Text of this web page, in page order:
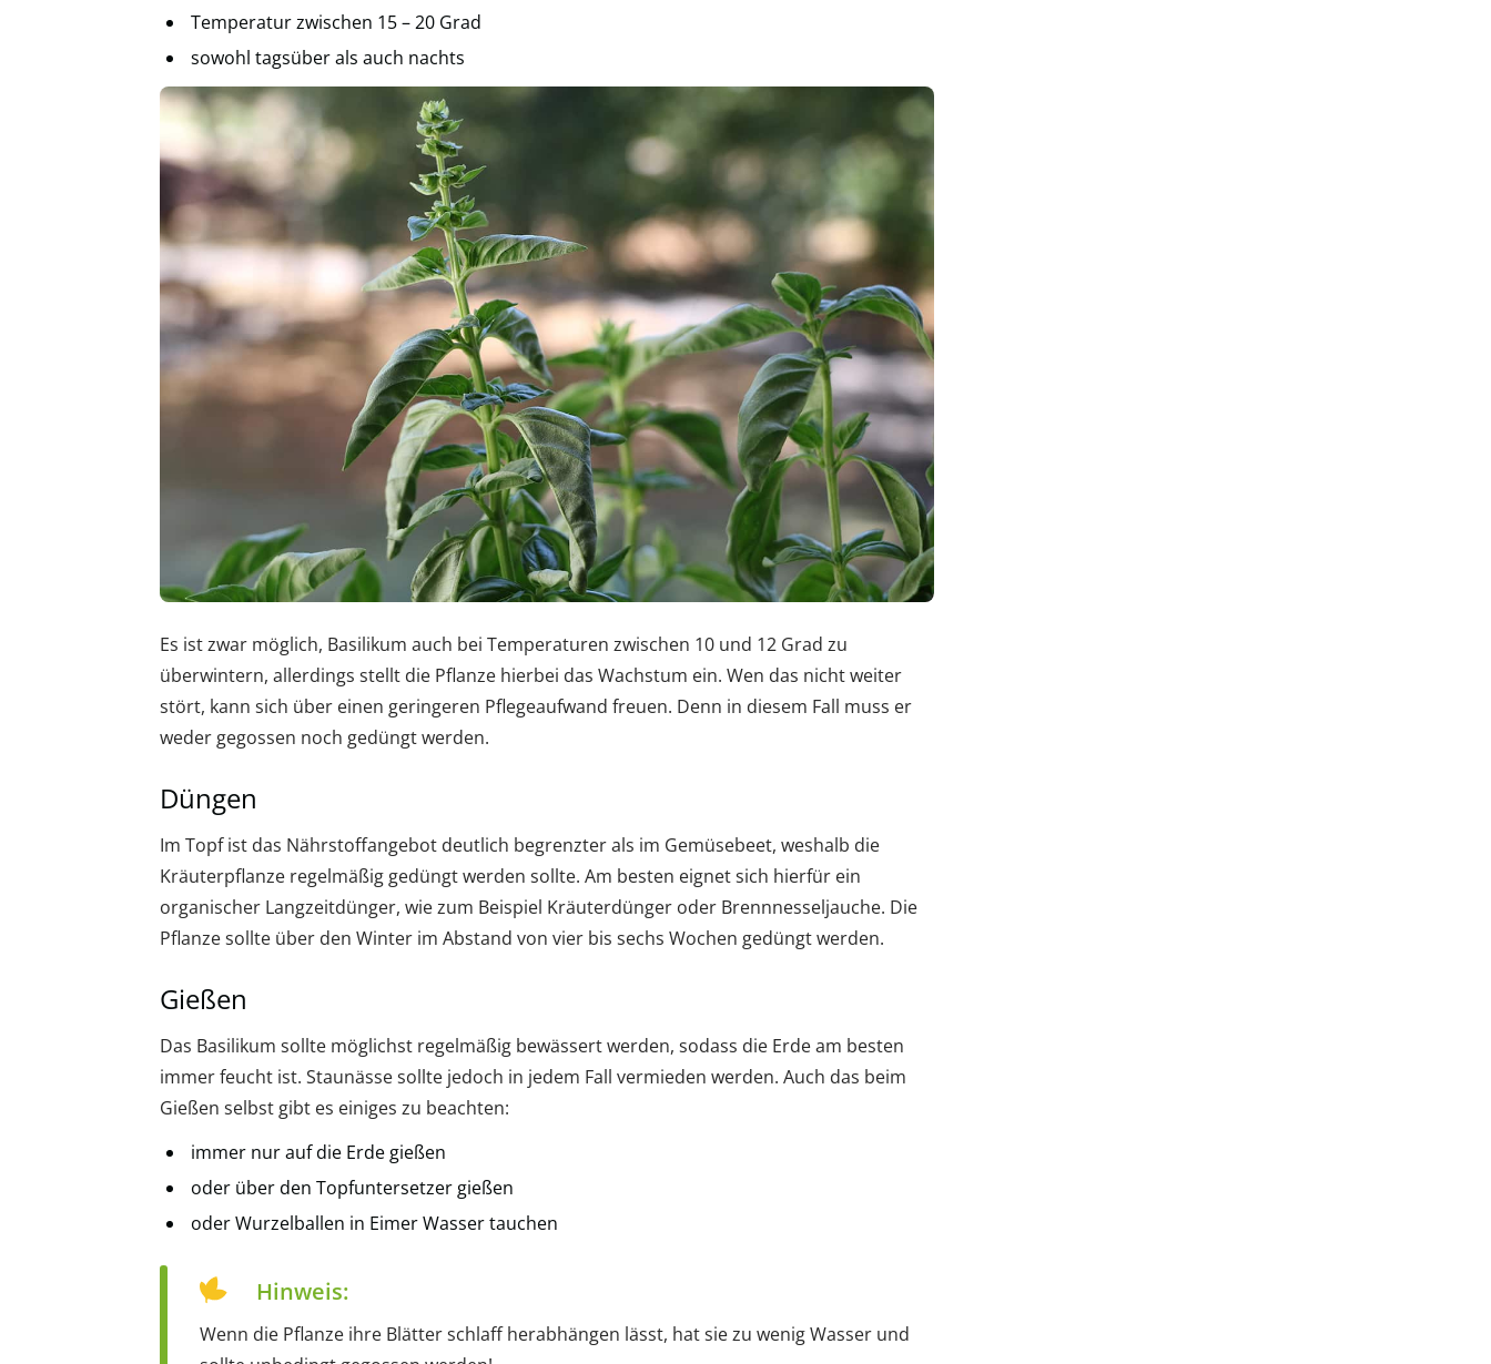
Temperatur zwischen 15 – 20 Grad
sowohl tagsüber als auch nachts
Es ist zwar möglich, Basilikum auch bei Temperaturen zwischen 10 und 12 Grad zu
überwintern, allerdings stellt die Pflanze hierbei das Wachstum ein. Wen das nicht weiter
stört, kann sich über einen geringeren Pflegeaufwand freuen. Denn in diesem Fall muss er
weder gegossen noch gedüngt werden.
Düngen
Im Topf ist das Nährstoffangebot deutlich begrenzter als im Gemüsebeet, weshalb die
Kräuterpflanze regelmäßig gedüngt werden sollte. Am besten eignet sich hierfür ein
organischer Langzeitdünger, wie zum Beispiel Kräuterdünger oder Brennnesseljauche. Die
Pflanze sollte über den Winter im Abstand von vier bis sechs Wochen gedüngt werden.
Gießen
Das Basilikum sollte möglichst regelmäßig bewässert werden, sodass die Erde am besten
immer feucht ist. Staunässe sollte jedoch in jedem Fall vermieden werden. Auch das beim
Gießen selbst gibt es einiges zu beachten:
immer nur auf die Erde gießen
oder über den Topfuntersetzer gießen
oder Wurzelballen in Eimer Wasser tauchen
Hinweis:
Wenn die Pflanze ihre Blätter schlaff herabhängen lässt, hat sie zu wenig Wasser und